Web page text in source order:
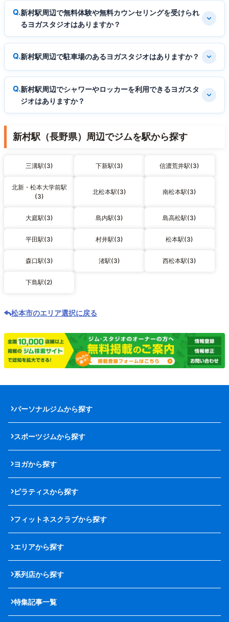
新村駅周辺で無料体験や無料カウンセリングを受けられ
るヨガスタジオはありますか？
新村駅周辺で駐車場のあるヨガスタジオはありますか？
新村駅周辺でシャワーやロッカーを利用できるヨガスタ
ジオはありますか？
新村駅（長野県）周辺でジムを駅から探す
三溝駅(3) 下新駅(3) 信濃荒井駅(3)
北新・松本大学前駅
(3)
北松本駅(3) 南松本駅(3)
大庭駅(3) 島内駅(3) 島高松駅(3)
平田駅(3) 村井駅(3) 松本駅(3)
森口駅(3) 渚駅(3) 西松本駅(3)
下島駅(2)
松本市のエリア選択に戻る
パーソナルジムから探す
スポーツジムから探す
ヨガから探す
ピラティスから探す
フィットネスクラブから探す
エリアから探す
系列店から探す
特集記事一覧